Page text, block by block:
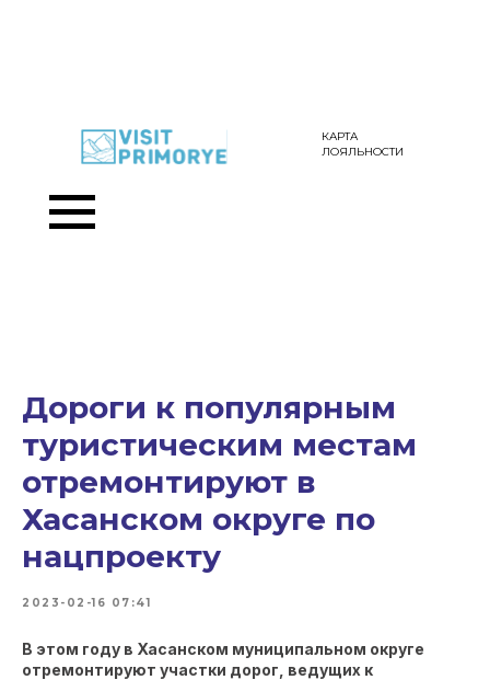
КАРТА
ЛОЯЛЬНОСТИ
Дороги к популярным
туристическим местам
отремонтируют в
Хасанском округе по
нацпроекту
2023-02-16 07:41
В этом году в Хасанском муниципальном округе
отремонтируют участки дорог, ведущих к